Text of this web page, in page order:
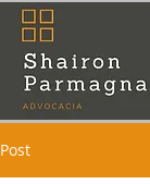
Post